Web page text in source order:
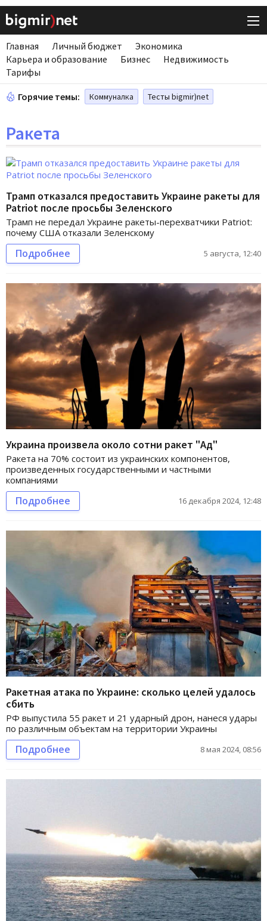
Главная Личный бюджет
Экономика
Карьера и образование
Бизнес
Недвижимость
Тарифы
Горячие темы: Коммуналка Тесты bigmir)net
Ракета
Трамп отказался предоставить Украине ракеты для
Patriot после просьбы Зеленского
Трамп не передал Украине ракеты-перехватчики Patriot:
почему США отказали Зеленскому
Подробнее 5 августа, 12:40
Украина произвела около сотни ракет "Ад"
Ракета на 70% состоит из украинских компонентов,
произведенных государственными и частными
компаниями
Подробнее 16 декабря 2024, 12:48
Ракетная атака по Украине: сколько целей удалось
сбить
РФ выпустила 55 ракет и 21 ударный дрон, нанеся удары
по различным объектам на территории Украины
Подробнее 8 мая 2024, 08:56